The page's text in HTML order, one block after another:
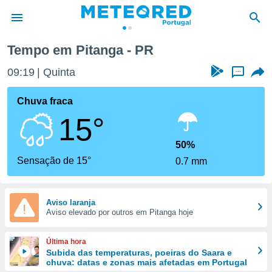
da
foi
fornecidas
a este
das
e
forma
digital
Tempo em Pitanga - PR
09:19 Quinta ...
Chuva fraca
15°
Sensação de 15°
50%
0.7 mm
Aviso laranja
Aviso elevado por outros em Pitanga hoje
Última hora
Subida das temperaturas, poeiras do Saara e
chuva: datas e zonas mais afetadas em Portugal